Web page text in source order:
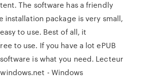
The software has a friendly
installation package is very small,
to use. Best of all, it
to use. If you have a lot ePUB
is what you need. Lecteur
- Windows